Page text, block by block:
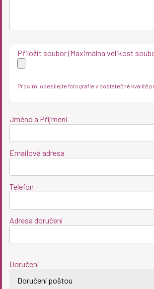
Přiložit soubor (Maximálna velikost
Prosím, odesílejte fotografie v dostatečné kvalitě
Jméno a Příjmení
Emailová adresa
Telefon
Adresa doručení
Doručení